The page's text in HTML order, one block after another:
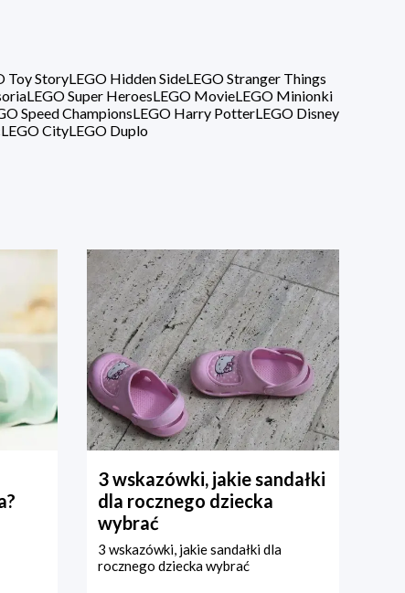
Toy StoryLEGO Hidden SideLEGO Stranger Things
LEGO Super HeroesLEGO MovieLEGO Minionki
Speed ChampionsLEGO Harry PotterLEGO Disney
LEGO CityLEGO Duplo
3 wskazówki, jakie sandałki
dla rocznego dziecka
wybrać
3 wskazówki, jakie sandałki dla
rocznego dziecka wybrać